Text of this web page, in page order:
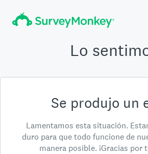
Lo
Se produjo un
Lamentamos esta situación.
duro para que todo funcione de
manera posible. ¡Gracias por